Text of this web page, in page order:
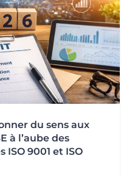
du sens aux
à l’aube des
9001 et ISO